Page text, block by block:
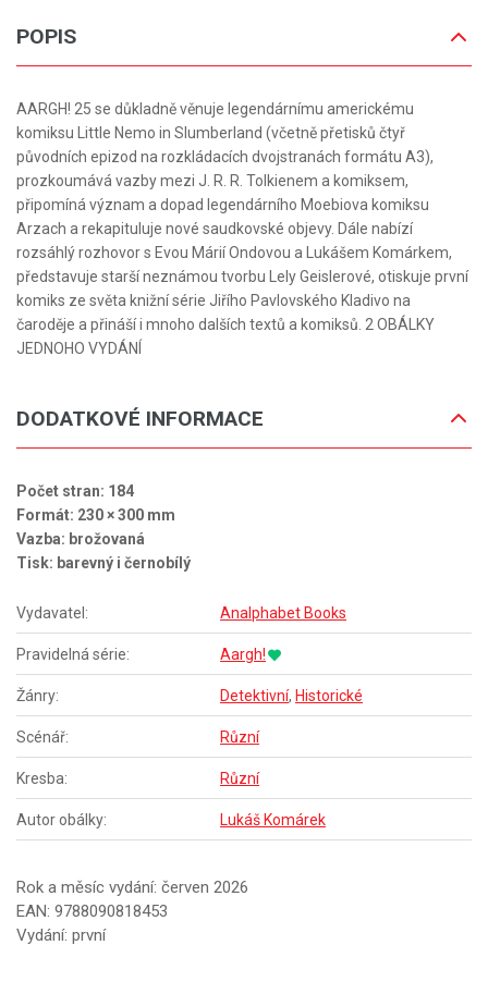
POPIS
AARGH! 25 se důkladně věnuje legendárnímu americkému
komiksu Little Nemo in Slumberland (včetně přetisků čtyř
původních epizod na rozkládacích dvojstranách formátu A3),
prozkoumává vazby mezi J. R. R. Tolkienem a komiksem,
připomíná význam a dopad legendárního Moebiova komiksu
Arzach a rekapituluje nové saudkovské objevy. Dále nabízí
rozsáhlý rozhovor s Evou Márií Ondovou a Lukášem Komárkem,
představuje starší neznámou tvorbu Lely Geislerové, otiskuje první
komiks ze světa knižní série Jiřího Pavlovského Kladivo na
čaroděje a přináší i mnoho dalších textů a komiksů. 2 OBÁLKY
JEDNOHO VYDÁNÍ
DODATKOVÉ INFORMACE
Počet stran: 184
Formát: 230 × 300 mm
Vazba: brožovaná
Tisk: barevný i černobílý
Vydavatel: Analphabet Books
Pravidelná série: Aargh!
Žánry: Detektivní, Historické
Scénář: Různí
Kresba: Různí
Autor obálky: Lukáš Komárek
Rok a měsíc vydání: červen 2026
EAN: 9788090818453
Vydání: první